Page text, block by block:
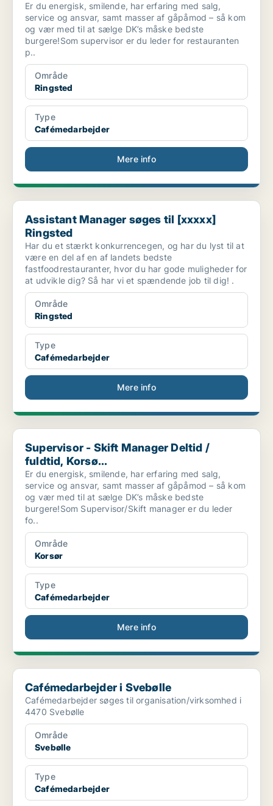
Er du energisk, smilende, har erfaring med salg,
service og ansvar, samt masser af gåpåmod – så kom
og vær med til at sælge DK’s måske bedste
burgere!Som supervisor er du leder for restauranten
p..
Område
Ringsted
Type
Cafémedarbejder
Mere info
Assistant Manager søges til [xxxxx] Ringsted
Assistant Manager søges til [xxxxx]
Ringsted
Har du et stærkt konkurrencegen, og har du lyst til at
være en del af en af landets bedste
fastfoodrestauranter, hvor du har gode muligheder for
at udvikle dig? Så har vi et spændende job til dig! .
Område
Ringsted
Type
Cafémedarbejder
Mere info
Supervisor - Skift Manager Deltid / fuldtid, Korsø...
Supervisor - Skift Manager Deltid /
fuldtid, Korsø...
Er du energisk, smilende, har erfaring med salg,
service og ansvar, samt masser af gåpåmod – så kom
og vær med til at sælge DK’s måske bedste
burgere!Som Supervisor/Skift manager er du leder
fo..
Område
Korsør
Type
Cafémedarbejder
Mere info
Cafémedarbejder i Svebølle
Cafémedarbejder i Svebølle
Cafémedarbejder søges til organisation/virksomhed i
4470 Svebølle
Område
Svebølle
Type
Cafémedarbejder